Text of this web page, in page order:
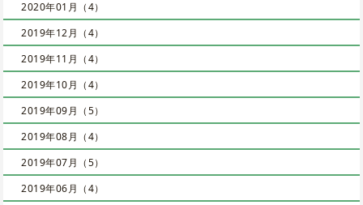
2020年01月（4）
2019年12月（4）
2019年11月（4）
2019年10月（4）
2019年09月（5）
2019年08月（4）
2019年07月（5）
2019年06月（4）